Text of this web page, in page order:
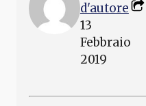
d'autore
13
Febbraio
2019